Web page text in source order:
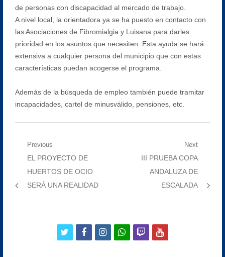
de personas con discapacidad al mercado de trabajo.
A nivel local, la orientadora ya se ha puesto en contacto con
las Asociaciones de Fibromialgia y Luisana para darles
prioridad en los asuntos que necesiten. Esta ayuda se hará
extensiva a cualquier persona del municipio que con estas
características puedan acogerse el programa.
Además de la búsqueda de empleo también puede tramitar
incapacidades, cartel de minusválido, pensiones, etc.
Navegación
entradas
Previous
Previous
post:
EL PROYECTO DE
HUERTOS DE OCIO
SERÁ UNA REALIDAD
Next
Next
post:
III PRUEBA COPA
ANDALUZA DE
ESCALADA
twitterfacebookinstagramwhatsapp
twitchyoutube